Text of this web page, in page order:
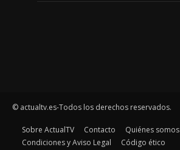
© actualtv.es-Todos los derechos reservados.
Sobre ActualTV Contacto
Quiénes somos
Condiciones y Aviso Legal
Código ético